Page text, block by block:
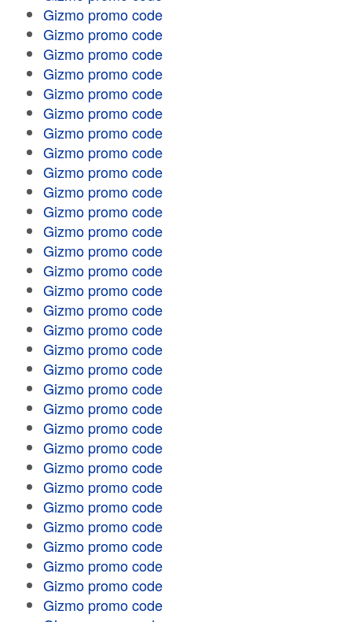
Gizmo promo code
Gizmo promo code
Gizmo promo code
Gizmo promo code
Gizmo promo code
Gizmo promo code
Gizmo promo code
Gizmo promo code
Gizmo promo code
Gizmo promo code
Gizmo promo code
Gizmo promo code
Gizmo promo code
Gizmo promo code
Gizmo promo code
Gizmo promo code
Gizmo promo code
Gizmo promo code
Gizmo promo code
Gizmo promo code
Gizmo promo code
Gizmo promo code
Gizmo promo code
Gizmo promo code
Gizmo promo code
Gizmo promo code
Gizmo promo code
Gizmo promo code
Gizmo promo code
Gizmo promo code
Gizmo promo code